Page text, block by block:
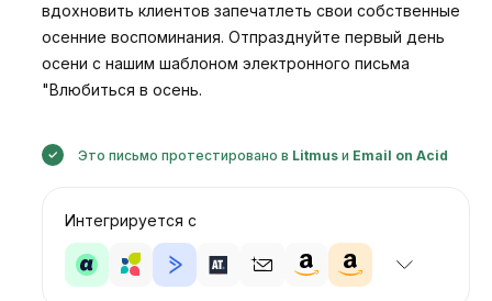
вдохновить клиентов запечатлеть свои собственные
осенние воспоминания. Отпразднуйте первый день
осени с нашим шаблоном электронного письма
"Влюбиться в осень.
Это письмо протестировано в Litmus и Email on Acid
Интегрируется с